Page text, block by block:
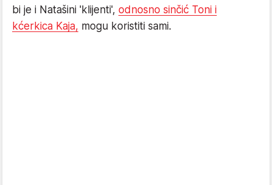
bi je i Natašini 'klijenti', odnosno sinčić Toni i
kćerkica Kaja, mogu koristiti sami.